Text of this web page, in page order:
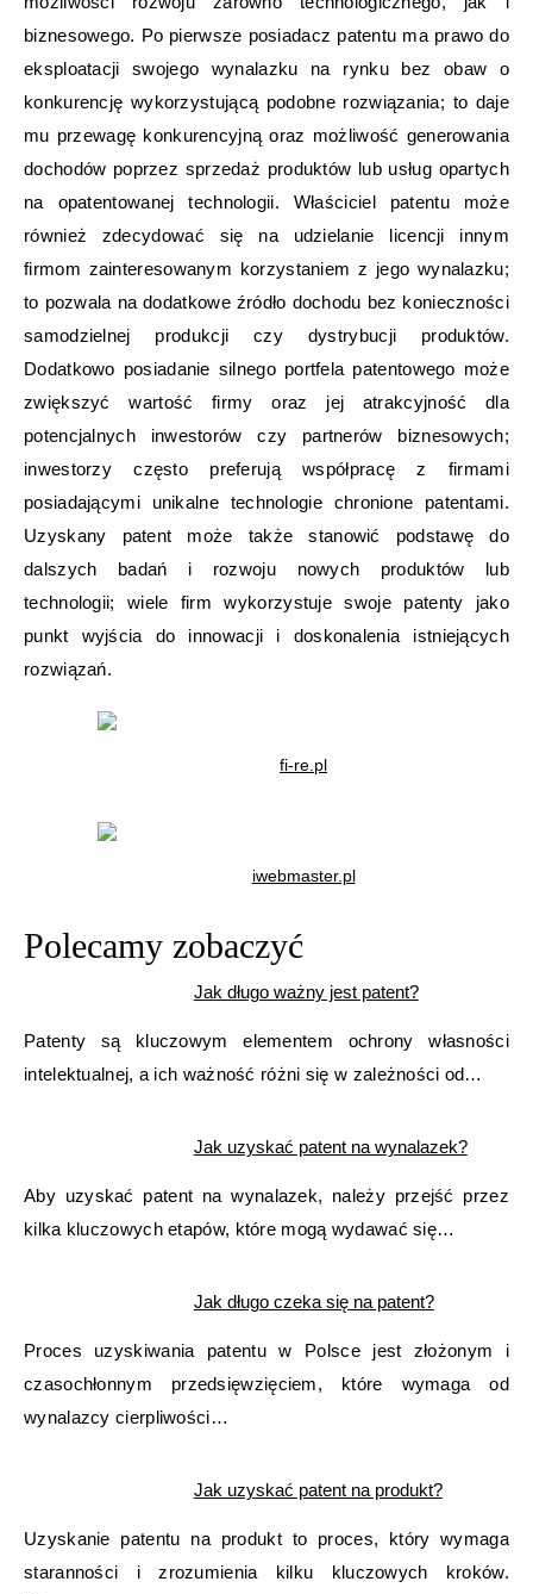
biznesowego. Po pierwsze posiadacz patentu ma prawo do
eksploatacji swojego wynalazku na rynku bez obaw o
konkurencję wykorzystującą podobne rozwiązania; to daje
mu przewagę konkurencyjną oraz możliwość generowania
dochodów poprzez sprzedaż produktów lub usług opartych
na opatentowanej technologii. Właściciel patentu może
również zdecydować się na udzielanie licencji innym
firmom zainteresowanym korzystaniem z jego wynalazku;
to pozwala na dodatkowe źródło dochodu bez konieczności
samodzielnej produkcji czy dystrybucji produktów.
Dodatkowo posiadanie silnego portfela patentowego może
zwiększyć wartość firmy oraz jej atrakcyjność dla
potencjalnych inwestorów czy partnerów biznesowych;
inwestorzy często preferują współpracę z firmami
posiadającymi unikalne technologie chronione patentami.
Uzyskany patent może także stanowić podstawę do
dalszych badań i rozwoju nowych produktów lub
technologii; wiele firm wykorzystuje swoje patenty jako
punkt wyjścia do innowacji i doskonalenia istniejących
rozwiązań.
fi-re.pl
iwebmaster.pl
Polecamy zobaczyć
Jak długo ważny jest patent?
Patenty są kluczowym elementem ochrony własności
intelektualnej, a ich ważność różni się w zależności od…
Jak uzyskać patent na wynalazek?
Aby uzyskać patent na wynalazek, należy przejść przez
kilka kluczowych etapów, które mogą wydawać się…
Jak długo czeka się na patent?
Proces uzyskiwania patentu w Polsce jest złożonym i
czasochłonnym przedsięwzięciem, które wymaga od
wynalazcy cierpliwości…
Jak uzyskać patent na produkt?
Uzyskanie patentu na produkt to proces, który wymaga
staranności i zrozumienia kilku kluczowych kroków.